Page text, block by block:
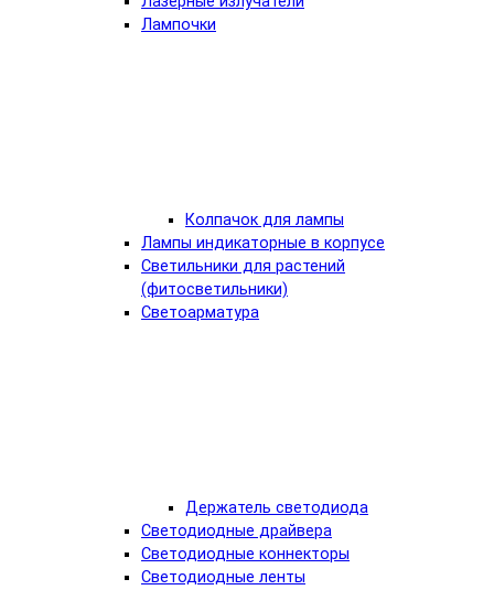
Лампочки
Колпачок для лампы
Лампы индикаторные в корпусе
Светильники для растений
(фитосветильники)
Светоарматура
Держатель светодиода
Светодиодные драйвера
Светодиодные коннекторы
Светодиодные ленты